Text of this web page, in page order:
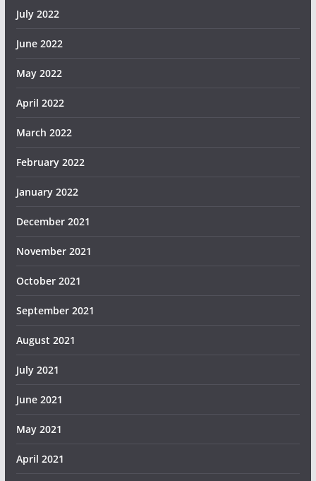
July 2022
June 2022
May 2022
April 2022
March 2022
February 2022
January 2022
December 2021
November 2021
October 2021
September 2021
August 2021
July 2021
June 2021
May 2021
April 2021